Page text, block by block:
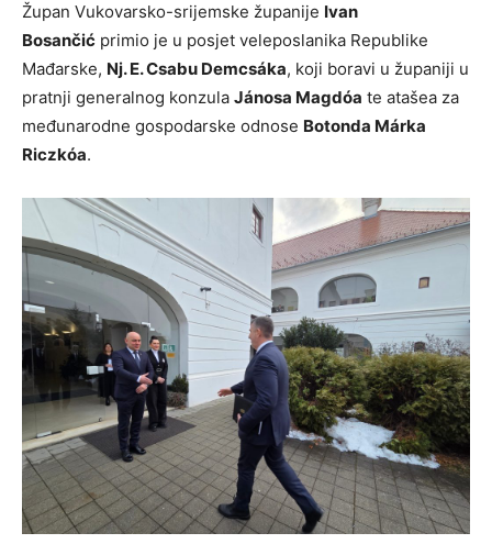
Župan Vukovarsko-srijemske županije Ivan
Bosančić primio je u posjet veleposlanika Republike
Mađarske, Nj. E. Csabu Demcsáka, koji boravi u županiji u
pratnji generalnog konzula Jánosa Magdóa te atašea za
međunarodne gospodarske odnose Botonda Márka
Riczkóa.